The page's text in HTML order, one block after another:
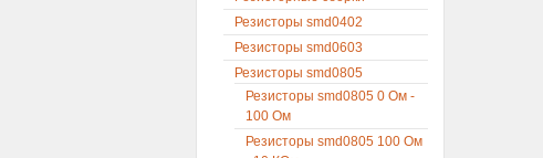
Резисторы smd0402
Резисторы smd0603
Резисторы smd0805
Резисторы smd0805 0 Ом -
100 Ом
Резисторы smd0805 100 Ом